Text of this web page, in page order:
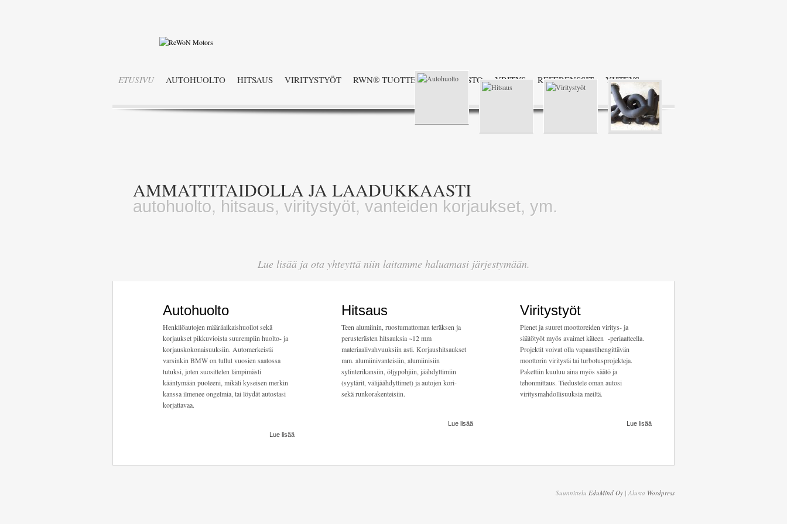
ETUSIVU AUTOHUOLTO HITSAUS VIRITYSTYÖT RWN® TUOTTEET HINNASTO YRITYS REFERENSSIT YHTEYS
AMMATTITAIDOLLA JA LAADUKKAASTI
autohuolto, hitsaus, viritystyöt, vanteiden korjaukset, ym.
Lue lisää ja ota yhteyttä niin laitamme haluamasi järjestymään.
Autohuolto
Henkilöautojen määräaikaishuollot sekä
korjaukset pikkuvioista suurempiin huolto- ja
korjauskokonaisuuksiin. Automerkeistä
varsinkin BMW on tullut vuosien saatossa
tutuksi, joten suosittelen lämpimästi
kääntymään puoleeni, mikäli kyseisen merkin
kanssa ilmenee ongelmia, tai löydät autostasi
korjattavaa.
Lue lisää
Hitsaus
Teen alumiinin, ruostumattoman teräksen ja
perusterästen hitsauksia ~12 mm
materiaalivahvuuksiin asti. Korjaushitsaukset
mm. alumiinivanteisiin, alumiinisiin
sylinterikansiin, öljypohjiin, jäähdyttimiin
(syylärit, välijäähdyttimet) ja autojen kori-
sekä runkorakenteisiin.
Lue lisää
Viritystyöt
Pienet ja suuret moottoreiden viritys- ja
säätötyöt myös avaimet käteen -periaatteella.
Projektit voivat olla vapaastihengittävän
moottorin viritystä tai turbotusprojekteja.
Pakettiin kuuluu aina myös säätö ja
tehonmittaus. Tiedustele oman autosi
viritysmahdollisuuksia meiltä.
Lue lisää
Suunnittelu EduMind Oy | Alusta Wordpress